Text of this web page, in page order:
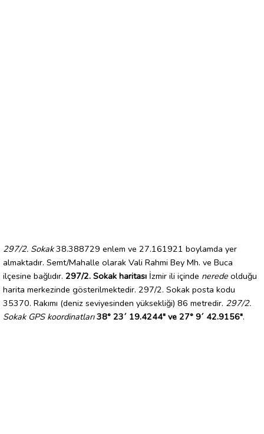
297/2. Sokak38.388729 enlem ve 27.161921 boylamda yer
almaktadır. Semt/Mahalle olarak Vali Rahmi Bey Mh. ve Buca
ilçesine bağlıdır. 297/2. Sokak haritası İzmir ili içinde nerede olduğu
harita merkezinde gösterilmektedir. 297/2. Sokak posta kodu
35370. Rakımı (deniz seviyesinden yüksekliği) 86 metredir. 297/2.
Sokak GPS koordinatları 38° 23´ 19.4244" ve 27° 9´ 42.9156".